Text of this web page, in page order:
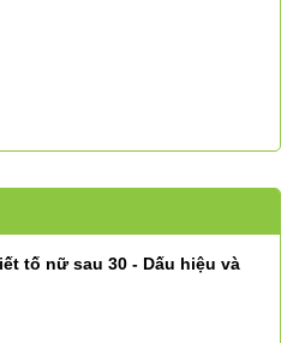
tố nữ sau 30 - Dấu hiệu và